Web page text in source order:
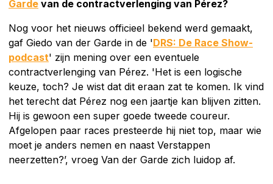
Garde van de contractverlenging van Pérez?
Nog voor het nieuws officieel bekend werd gemaakt,
gaf Giedo van der Garde in de 'DRS: De Race Show-
podcast' zijn mening over een eventuele
contractverlenging van Pérez. 'Het is een logische
keuze, toch? Je wist dat dit eraan zat te komen. Ik vind
het terecht dat Pérez nog een jaartje kan blijven zitten.
Hij is gewoon een super goede tweede coureur.
Afgelopen paar races presteerde hij niet top, maar wie
moet je anders nemen en naast Verstappen
neerzetten?’, vroeg Van der Garde zich luidop af.